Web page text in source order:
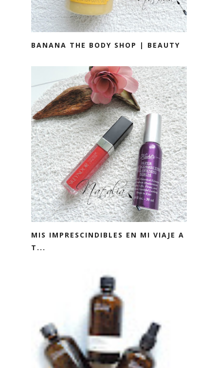
BANANA THE BODY SHOP | BEAUTY
MIS IMPRESCINDIBLES EN MI VIAJE A
T...